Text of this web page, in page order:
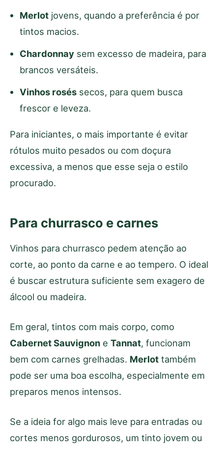
Merlot jovens, quando a preferência é por
tintos macios.
Chardonnay sem excesso de madeira, para
brancos versáteis.
Vinhos rosés secos, para quem busca
frescor e leveza.
Para iniciantes, o mais importante é evitar
rótulos muito pesados ou com doçura
excessiva, a menos que esse seja o estilo
procurado.
Para churrasco e carnes
Vinhos para churrasco pedem atenção ao
corte, ao ponto da carne e ao tempero. O ideal
é buscar estrutura suficiente sem exagero de
álcool ou madeira.
Em geral, tintos com mais corpo, como
Cabernet Sauvignon e Tannat, funcionam
bem com carnes grelhadas. Merlot também
pode ser uma boa escolha, especialmente em
preparos menos intensos.
Se a ideia for algo mais leve para entradas ou
cortes menos gordurosos, um tinto jovem ou